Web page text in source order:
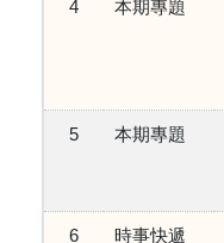
4 本期專題
5 本期專題
6 時事快遞